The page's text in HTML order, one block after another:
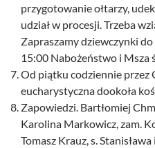
przygotowanie ołtarzy,
udział w procesji. Trzeba
Zapraszamy dziewczynki
15:00 Nabożeństwo i Msza
Od piątku codziennie przez
eucharystyczna dookoła
Zapowiedzi. Bartłomiej
Karolina Markowicz, zam.
Tomasz Krauz, s.